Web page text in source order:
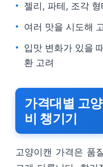
젤리, 파테, 조각
여러 맛을 시도해
입맛 변화가 있을
환 고려
가격대별 고
비 챙기기
고양이캔 가격은 품